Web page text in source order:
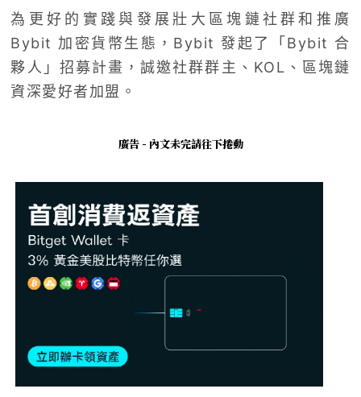
為更好的實踐與發展壯大區塊鏈社群和推廣
Bybit 加密貨幣生態，Bybit 發起了「Bybit 合
夥人」招募計畫，誠邀社群群主、KOL、區塊鏈
資深愛好者加盟。
廣告 - 內文未完請往下捲動